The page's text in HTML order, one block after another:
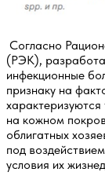
Согласно
(РЭК),
инфекционные
признаку на
на кожном
облигатных
под
условия их